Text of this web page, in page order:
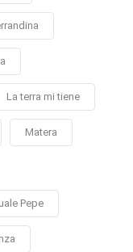
La terra mi tiene
Matera
Pepe